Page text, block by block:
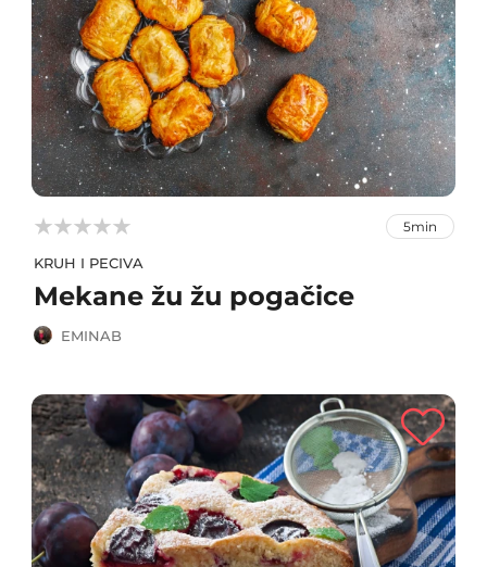


 5min
KRUH I PECIVA
Mekane žu žu pogačice
EMINAB